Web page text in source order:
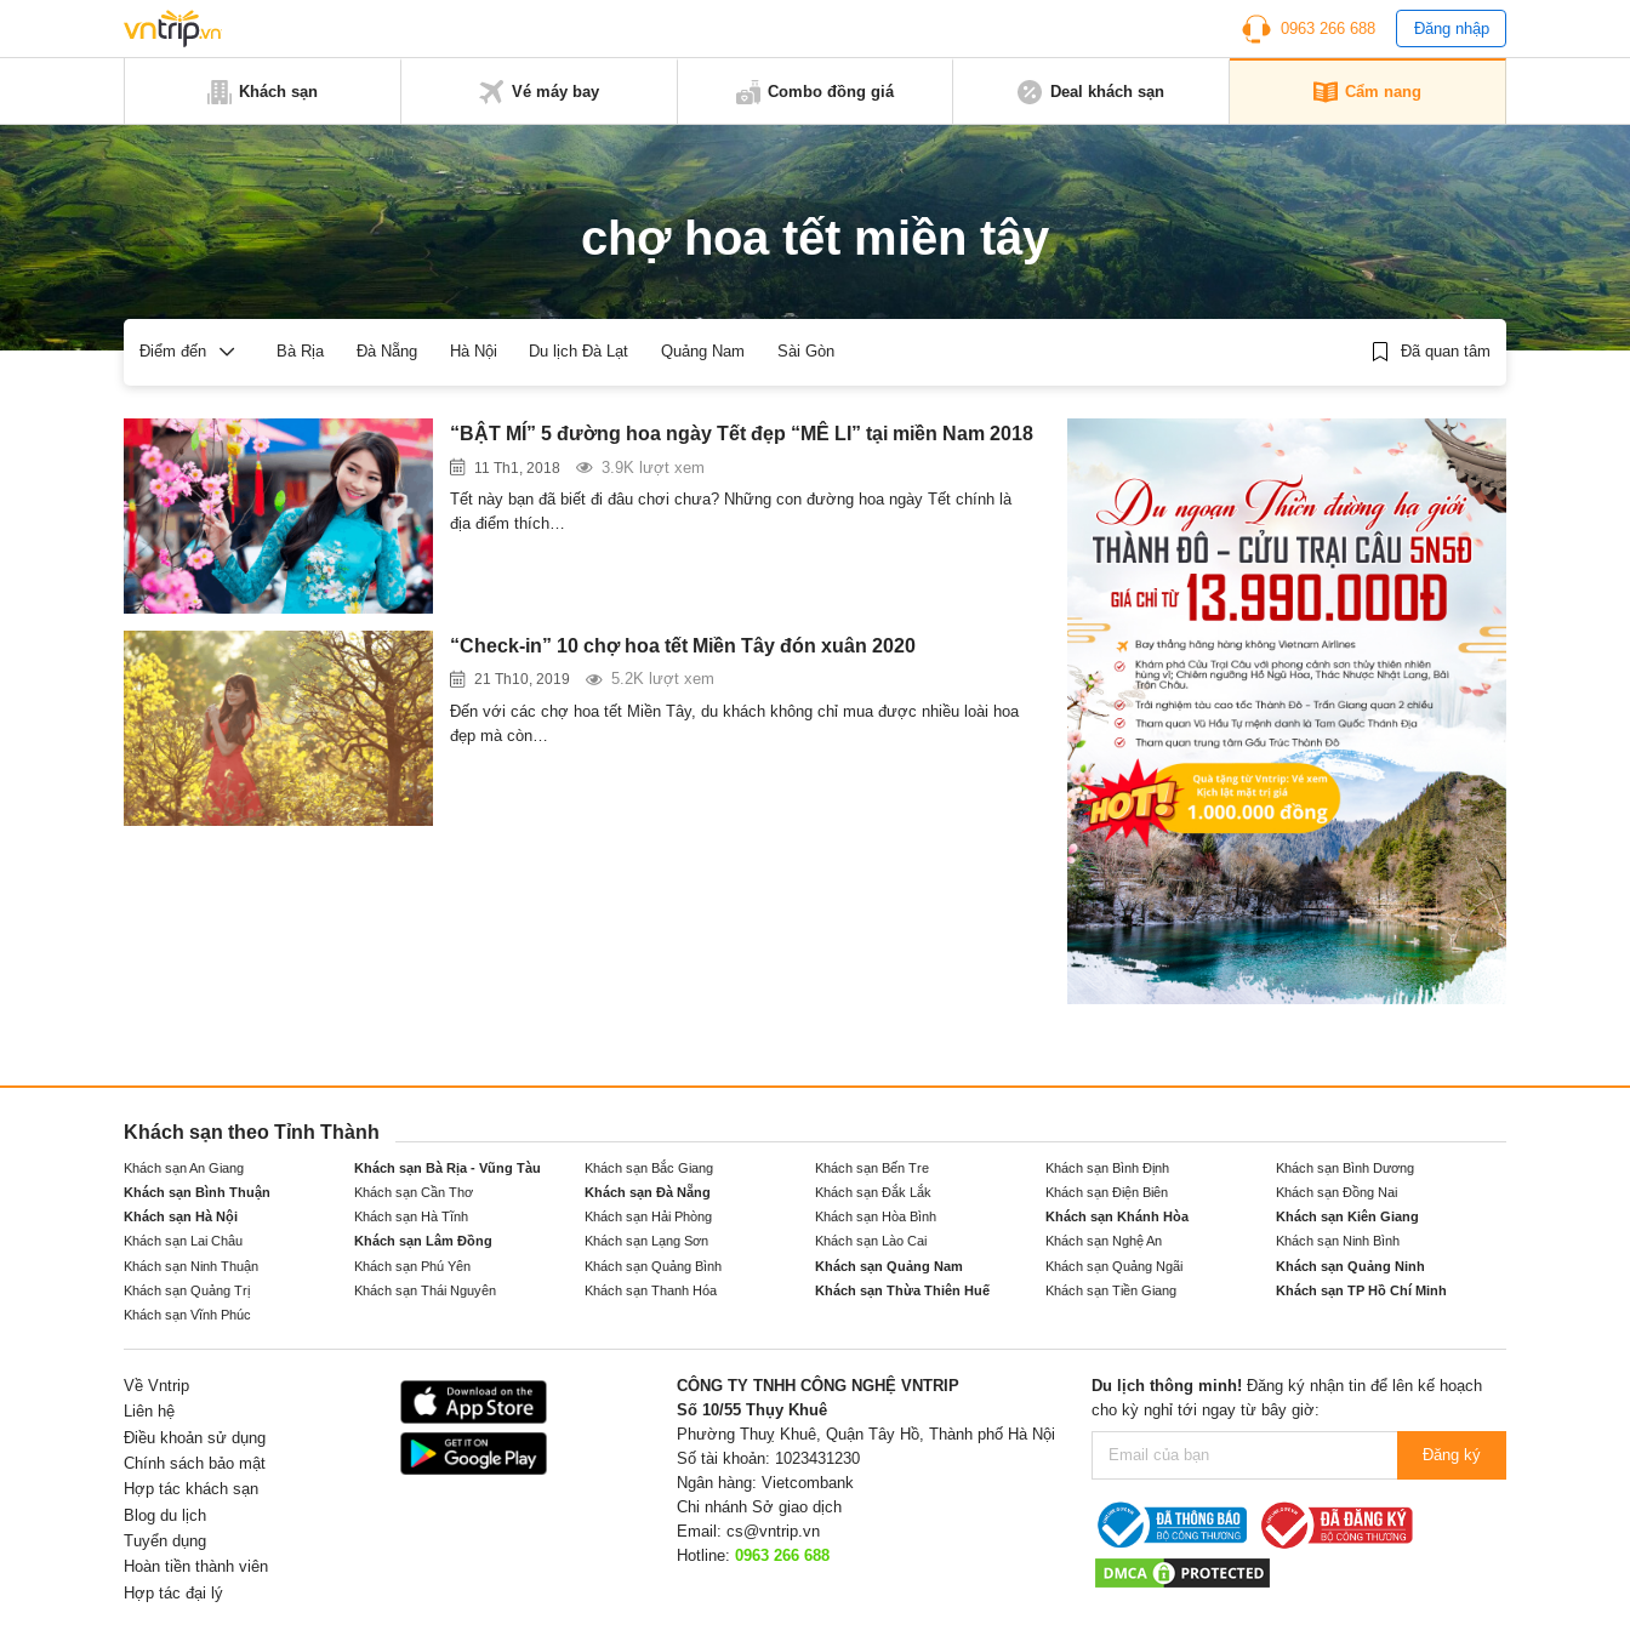
0963 266 688 Đăng nhập
Khách sạn Vé máy bay Combo đồng giá Deal khách sạn Cẩm nang
chợ hoa tết miền tây
Điểm đến Bà Rịa Đà Nẵng Hà Nội Du lịch Đà Lạt Quảng Nam Sài Gòn Đã quan tâm
“BẬT MÍ” 5 đường hoa ngày Tết đẹp “MÊ LI” tại miền Nam 2018
11 Th1, 2018
3.9K lượt xem
Tết này bạn đã biết đi đâu chơi chưa? Những con đường hoa ngày Tết chính là
địa điểm thích…
“Check-in” 10 chợ hoa tết Miền Tây đón xuân 2020
21 Th10, 2019
5.2K lượt xem
Đến với các chợ hoa tết Miền Tây, du khách không chỉ mua được nhiều loài hoa
đẹp mà còn…
Khách sạn theo Tỉnh Thành
Khách sạn An Giang Khách sạn Bà Rịa - Vũng Tàu Khách sạn Bắc Giang Khách sạn Bến Tre Khách sạn Bình Định
Khách sạn Bình Dương
Khách sạn Bình Thuận
Khách sạn Cần Thơ Khách sạn Đà Nẵng Khách sạn Đắk Lắk Khách sạn Điện Biên
Khách sạn Đồng Nai
Khách sạn Hà Nội
Khách sạn Hà Tĩnh Khách sạn Hải Phòng Khách sạn Hòa Bình Khách sạn Khánh Hòa
Khách sạn Kiên Giang
Khách sạn Lai Châu
Khách sạn Lâm Đồng Khách sạn Lạng Sơn Khách sạn Lào Cai Khách sạn Nghệ An
Khách sạn Ninh Bình
Khách sạn Ninh Thuận
Khách sạn Phú Yên Khách sạn Quảng Bình Khách sạn Quảng Nam Khách sạn Quảng Ngãi
Khách sạn Quảng Ninh
Khách sạn Quảng Trị
Khách sạn Thái Nguyên Khách sạn Thanh Hóa Khách sạn Thừa Thiên Huế Khách sạn Tiền Giang
Khách sạn TP Hồ Chí Minh
Khách sạn Vĩnh Phúc
Về Vntrip
Liên hệ
Điều khoản sử dụng
Chính sách bảo mật
Hợp tác khách sạn
Blog du lịch
Tuyển dụng
Hoàn tiền thành viên
Hợp tác đại lý
CÔNG TY TNHH CÔNG NGHỆ VNTRIP
Số 10/55 Thụy Khuê
Phường Thuỵ Khuê, Quận Tây Hồ, Thành phố Hà Nội
Số tài khoản: 1023431230
Ngân hàng: Vietcombank
Chi nhánh Sở giao dịch
Email: cs@vntrip.vn
Hotline: 0963 266 688
Du lịch thông minh! Đăng ký nhận tin để lên kế hoạch
cho kỳ nghỉ tới ngay từ bây giờ:
Đăng ký